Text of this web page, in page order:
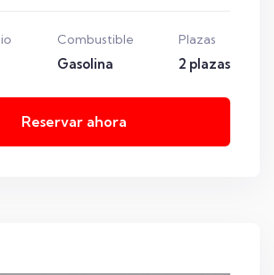
Combustible
Gasolina
Plazas
2 plazas
Reservar ahora